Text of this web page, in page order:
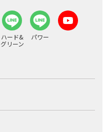
ハード&
グリーン
パワー